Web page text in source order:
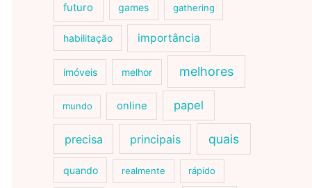
futuro games gathering
habilitação importância
imóveis melhor melhores
mundo online papel
precisa principais quais
quando realmente rápido